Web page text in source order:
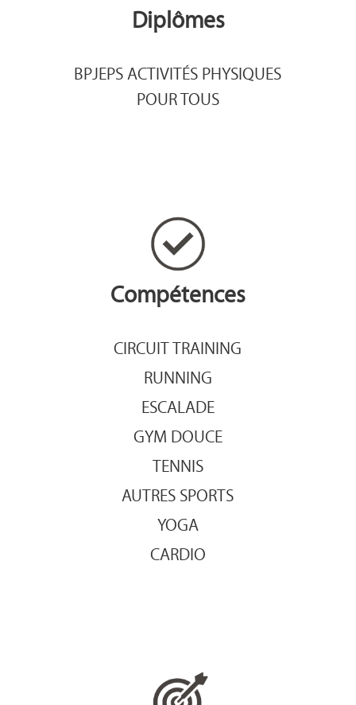
Diplômes
BPJEPS ACTIVITÉS PHYSIQUES
POUR TOUS
Compétences
CIRCUIT TRAINING
RUNNING
ESCALADE
GYM DOUCE
TENNIS
AUTRES SPORTS
YOGA
CARDIO